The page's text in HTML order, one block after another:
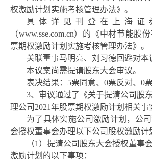
权激励计划实施考核管理办法》。
具体详见刊登在上海证
（www.sse.com.cn）的《中材节能股
票期权激励计划实施考核管理办法》。
关联董事马明亮、刘习德回避对本
本议案尚需提请股东大会审议。
表决结果： 5票同意、0票反对、0票
3、审议通过了《关于提请公司股
理公司2021年股票期权激励计划相关事
为了具体实施公司激励计划，公
会授权董事会办理以下公司 股权激励计
（1）提请公司股东大会授权董事
激励计划 的以下事项：